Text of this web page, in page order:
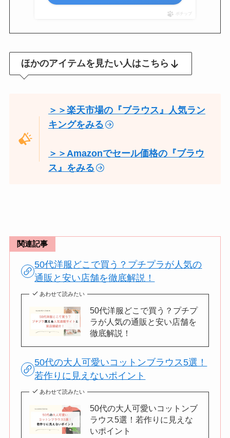
ポチップ
ほかのアイテムを見たい人はこちら
＞＞楽天市場の『ブラウス』人気ラン
キングをみる
＞＞Amazonでセール価格の『ブラウ
ス』をみる
関連記事
50代洋服どこで買う？プチプラが人気の
通販と安い店舗を徹底解説！
あわせて読みたい
50代洋服どこで買う？プチプ
ラが人気の通販と安い店舗を
徹底解説！
50代の大人可愛いコットンブラウス5選！
若作りに見えないポイント
あわせて読みたい
50代の大人可愛いコットンブ
ラウス5選！若作りに見えな
いポイント